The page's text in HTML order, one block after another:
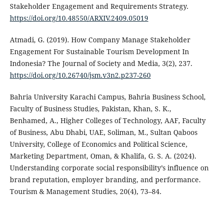
Stakeholder Engagement and Requirements Strategy.
https://doi.org/10.48550/ARXIV.2409.05019
Atmadi, G. (2019). How Company Manage Stakeholder
Engagement For Sustainable Tourism Development In
Indonesia? The Journal of Society and Media, 3(2), 237.
https://doi.org/10.26740/jsm.v3n2.p237-260
Bahria University Karachi Campus, Bahria Business School,
Faculty of Business Studies, Pakistan, Khan, S. K.,
Benhamed, A., Higher Colleges of Technology, AAF, Faculty
of Business, Abu Dhabi, UAE, Soliman, M., Sultan Qaboos
University, College of Economics and Political Science,
Marketing Department, Oman, & Khalifa, G. S. A. (2024).
Understanding corporate social responsibility’s influence on
brand reputation, employer branding, and performance.
Tourism & Management Studies, 20(4), 73–84.